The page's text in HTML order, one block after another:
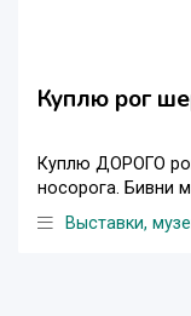
Куплю рог
Куплю ДОРОГО
носорога. Бивни
Выставки,